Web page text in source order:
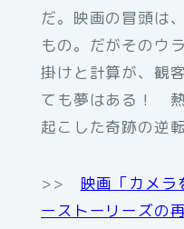
だ。映画の冒頭は
もの。だがそのウ
掛けと計算が、観
ても夢はある！
起こした奇跡の逆転
>> 映画「カメラ
ーストーリーズの